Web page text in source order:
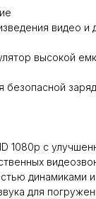
видео
высокой
безопасной
1080p с
динамиками
для